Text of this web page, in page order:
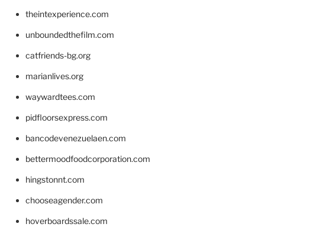
theintexperience.com
unboundedthefilm.com
catfriends-bg.org
marianlives.org
waywardtees.com
pidfloorsexpress.com
bancodevenezuelaen.com
bettermoodfoodcorporation.com
hingstonnt.com
chooseagender.com
hoverboardssale.com